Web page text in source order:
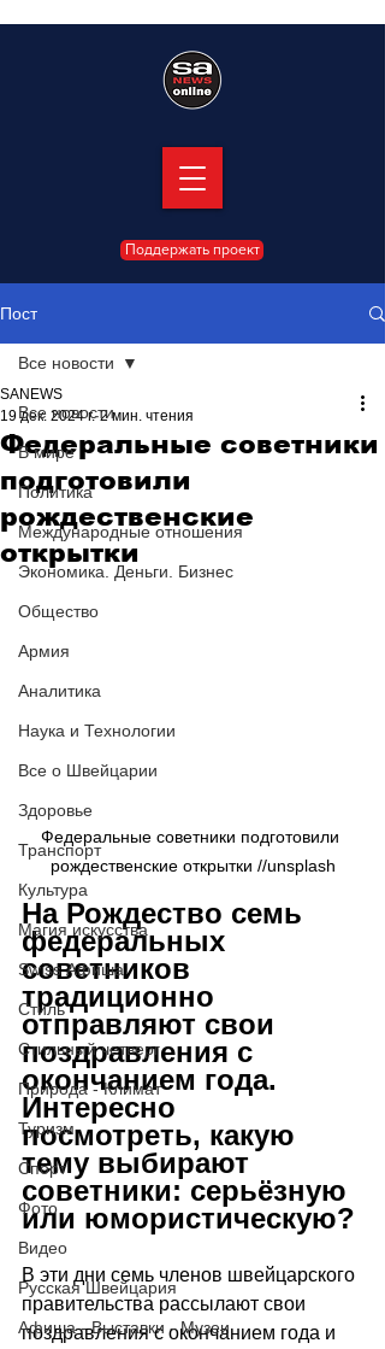
Поддержать проект
Пост
Все новости
В мире
Политика
Международные отношения
Экономика. Деньги. Бизнес
Общество
Армия
Аналитика
Наука и Технологии
Все о Швейцарии
Здоровье
Транспорт
Культура
Магия искусства
Swiss Афиша
Стиль
Стильный четверг
Природа - Климат
Туризм
Спорт
Фото
Видео
Русская Швейцария
Афиша - Выставки - Музеи
Все новости
Федеральные советники
подготовили
рождественские
открытки
SANEWS
19 дек. 2024 г. 2 мин. чтения
Федеральные советники подготовили
рождественские открытки //unsplash
На Рождество семь
федеральных
советников
традиционно
отправляют свои
поздравления с
окончанием года.
Интересно
посмотреть, какую
тему выбирают
советники: серьёзную
или юмористическую?
В эти дни семь членов швейцарского
правительства рассылают свои
поздравления с окончанием года и